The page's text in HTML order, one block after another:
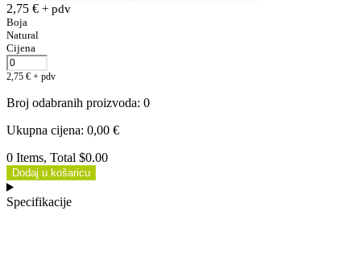
2,75 € + pdv
Boja
Natural
Cijena
2,75 € + pdv
Broj odabranih proizvoda: 0
Ukupna cijena: 0,00 €
0 Items, Total $0.00
Dodaj u košaricu
Specifikacije